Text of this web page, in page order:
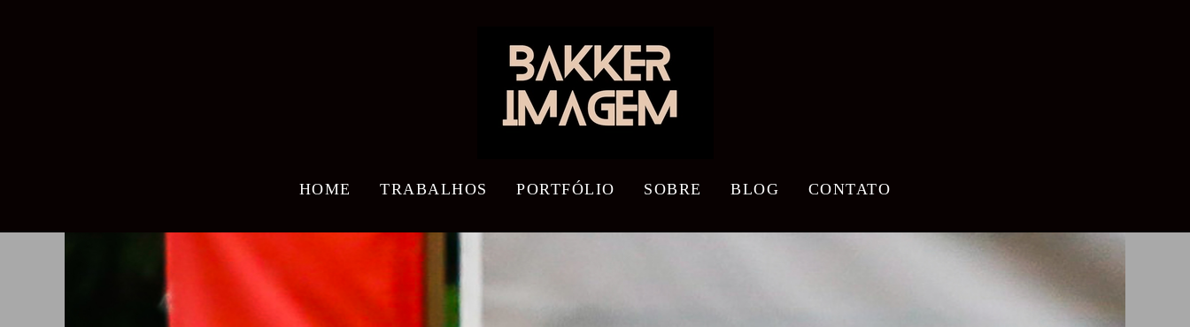
HOME TRABALHOS PORTFÓLIO SOBRE BLOG CONTATO